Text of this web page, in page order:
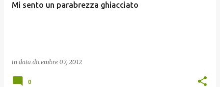
Mi sento un parabrezza ghiacciato
in data dicembre 07, 2012
0